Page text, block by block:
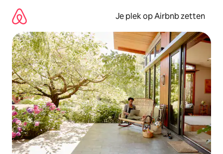
direct
naar
inhoud
Je plek op Airbnb zetten